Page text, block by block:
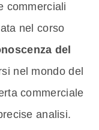
commerciali
nel corso
del
nel mondo del
commerciale
analisi.